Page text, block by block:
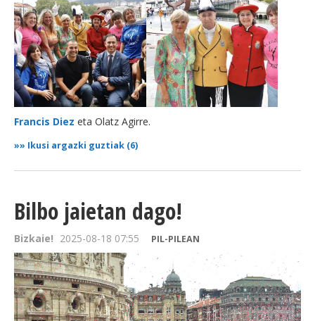
Francis Diez eta Olatz Agirre.
»» Ikusi argazki guztiak (6)
Bilbo jaietan dago!
Bizkaie! 2025-08-18 07:55 PIL-PILEAN